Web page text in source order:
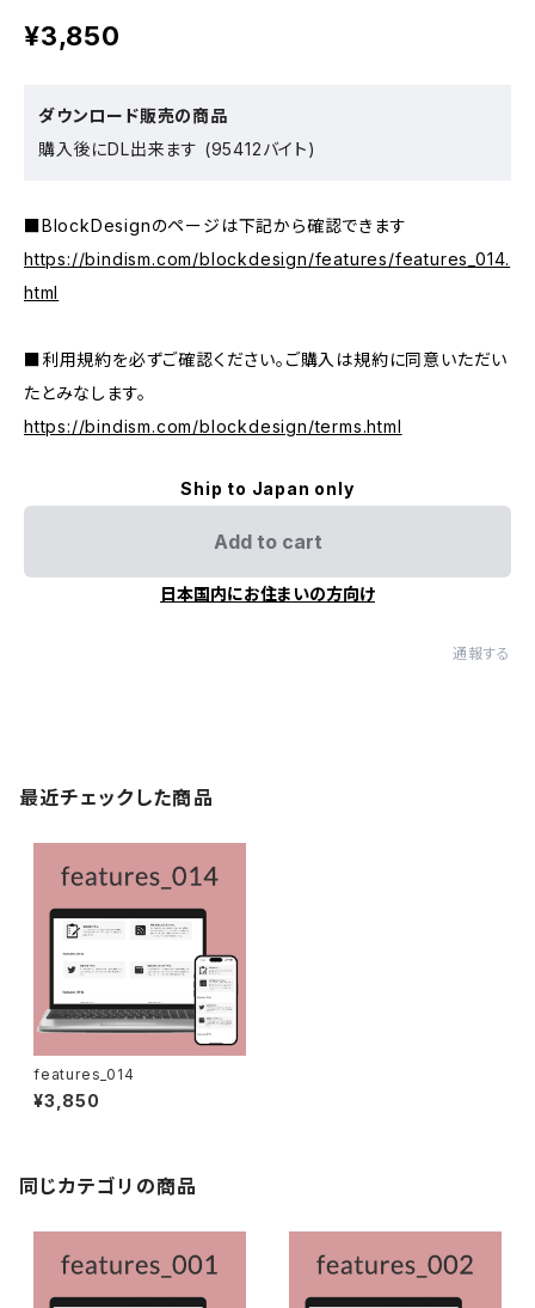
¥3,850
ダウンロード販売の商品
購入後にDL出来ます (95412バイト)
■BlockDesignのページは下記から確認できます
https://bindism.com/blockdesign/features/features_014.
html
■利用規約を必ずご確認ください。ご購入は規約に同意いただい
たとみなします。
https://bindism.com/blockdesign/terms.html
Ship to Japan only
Add to cart
日本国内にお住まいの方向け
通報する
最近チェックした商品
features_014
¥3,850
同じカテゴリの商品